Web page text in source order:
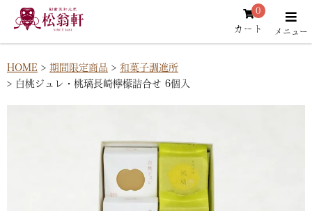
カート
0
HOME 期間限定商品
和菓子調進所
白桃ジュレ・桃璃長崎檸檬詰合せ 6個入